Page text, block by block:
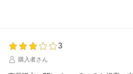
3
購入者さん